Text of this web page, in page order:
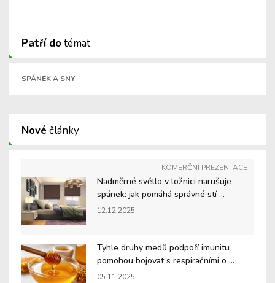
Patří dotémat
SPÁNEK A SNY
Nové články
KOMERČNÍ PREZENTACE
Nadměrné světlo v ložnici narušuje
spánek: jak pomáhá správné stí ...
12.12.2025
Tyhle druhy medů podpoří imunitu
pomohou bojovat s respiračními o ...
05.11.2025